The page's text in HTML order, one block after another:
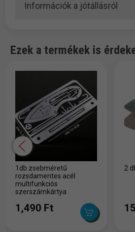
Információk a jótállásról
Ezek a termékek is
1db zsebméretű
rozsdamentes acél
multifunkciós
szerszámkártya
1,490 Ft
2